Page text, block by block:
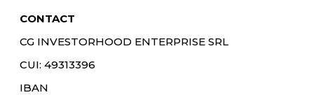
CONTACT
CG INVESTORHOOD ENTERPRISE SRL
CUI: 49313396
IBAN